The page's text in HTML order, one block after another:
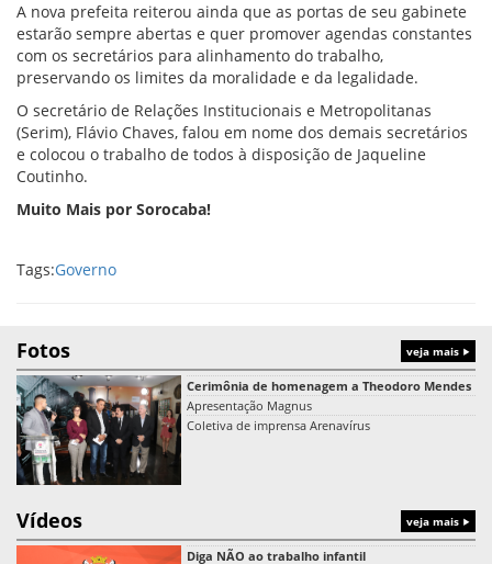
A nova prefeita reiterou ainda que as portas de seu gabinete
estarão sempre abertas e quer promover agendas constantes
com os secretários para alinhamento do trabalho,
preservando os limites da moralidade e da legalidade.
O secretário de Relações Institucionais e Metropolitanas
(Serim), Flávio Chaves, falou em nome dos demais secretários
e colocou o trabalho de todos à disposição de Jaqueline
Coutinho.
Muito Mais por Sorocaba!
Tags:Governo
Fotos veja mais
Cerimônia de homenagem a Theodoro Mendes
Apresentação Magnus
Coletiva de imprensa Arenavírus
Vídeos veja mais
Diga NÃO ao trabalho infantil